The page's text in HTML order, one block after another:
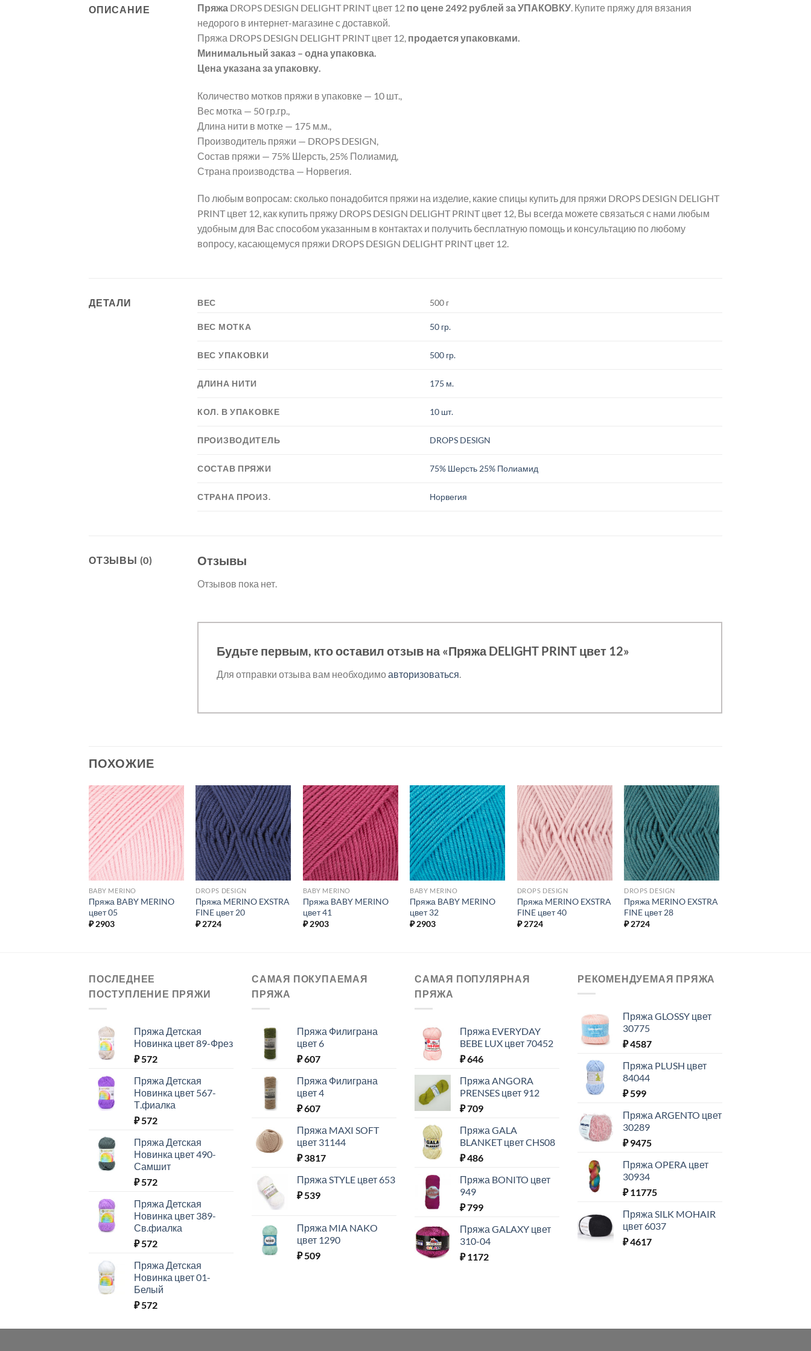
ОПИСАНИЕ Пряжа DROPS DESIGN DELIGHT PRINT цвет 12 по цене 2492 рублей за УПАКОВКУ. Купите пряжу для вязания
недорого в интернет-магазине с доставкой.
Пряжа DROPS DESIGN DELIGHT PRINT цвет 12, продается упаковками.
Минимальный заказ – одна упаковка.
Цена указана за упаковку.
Количество мотков пряжи в упаковке — 10 шт.,
Вес мотка — 50 гр.гр.,
Длина нити в мотке — 175 м.м.,
Производитель пряжи — DROPS DESIGN,
Состав пряжи — 75% Шерсть, 25% Полиамид,
Страна производства — Норвегия.
По любым вопросам: сколько понадобится пряжи на изделие, какие спицы купить для пряжи DROPS DESIGN DELIGHT
PRINT цвет 12, как купить пряжу DROPS DESIGN DELIGHT PRINT цвет 12, Вы всегда можете связаться с нами любым
удобным для Вас способом указанным в контактах и получить бесплатную помощь и консультацию по любому
вопросу, касающемуся пряжи DROPS DESIGN DELIGHT PRINT цвет 12.
ДЕТАЛИ ВЕС 500 г
ВЕС МОТКА 50 гр.
ВЕС УПАКОВКИ 500 гр.
ДЛИНА НИТИ 175 м.
КОЛ. В УПАКОВКЕ 10 шт.
ПРОИЗВОДИТЕЛЬ DROPS DESIGN
СОСТАВ ПРЯЖИ 75% Шерсть 25% Полиамид
СТРАНА ПРОИЗ. Норвегия
ОТЗЫВЫ (0) Отзывы
Отзывов пока нет.
Будьте первым, кто оставил отзыв на «Пряжа DELIGHT PRINT цвет 12»
Для отправки отзыва вам необходимоавторизоваться.
ПОХОЖИЕ
Добавить в
избранное.
BABY MERINO
Пряжа BABY MERINO
цвет 05
₽2903
Добавить в
избранное.
DROPS DESIGN
Пряжа MERINO EXSTRA
FINE цвет 20
₽2724
Добавить в
избранное.
BABY MERINO
Пряжа BABY MERINO
цвет 41
₽2903
Добавить в
избранное.
BABY MERINO
Пряжа BABY MERINO
цвет 32
₽2903
Добавить в
избранное.
DROPS DESIGN
Пряжа MERINO EXSTRA
FINE цвет 40
₽2724
Добавить в
избранное.
DROPS DESIGN
Пряжа MERINO EXSTRA
FINE цвет 28
₽2724
ПОСЛЕДНЕЕ
ПОСТУПЛЕНИЕ ПРЯЖИ
Пряжа Детская
Новинка цвет 89-Фрез
₽572
Пряжа Детская
Новинка цвет 567-
Т.фиалка
₽572
Пряжа Детская
Новинка цвет 490-
Самшит
₽572
Пряжа Детская
Новинка цвет 389-
Св.фиалка
₽572
Пряжа Детская
Новинка цвет 01-
Белый
₽572
САМАЯ ПОКУПАЕМАЯ
ПРЯЖА
Пряжа Филиграна
цвет 6
₽607
Пряжа Филиграна
цвет 4
₽607
Пряжа MAXI SOFT
цвет 31144
₽3817
Пряжа STYLE цвет 653
₽539
Пряжа MIA NAKO
цвет 1290
₽509
САМАЯ ПОПУЛЯРНАЯ
ПРЯЖА
Пряжа EVERYDAY
BEBE LUX цвет 70452
₽646
Пряжа ANGORA
PRENSES цвет 912
₽709
Пряжа GALA
BLANKET цвет CHS08
₽486
Пряжа BONITO цвет
949
₽799
Пряжа GALAXY цвет
310-04
₽1172
РЕКОМЕНДУЕМАЯ ПРЯЖА
Пряжа GLOSSY цвет
30775
₽4587
Пряжа PLUSH цвет
84044
₽599
Пряжа ARGENTO цвет
30289
₽9475
Пряжа OPERA цвет
30934
₽11775
Пряжа SILK MOHAIR
цвет 6037
₽4617